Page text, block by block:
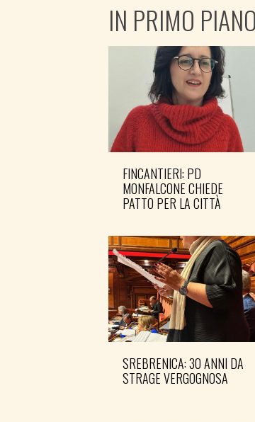
IN PRIMO PIANO
FINCANTIERI: PD
MONFALCONE CHIEDE
PATTO PER LA CITTÀ
SREBRENICA: 30 ANNI DA
STRAGE VERGOGNOSA